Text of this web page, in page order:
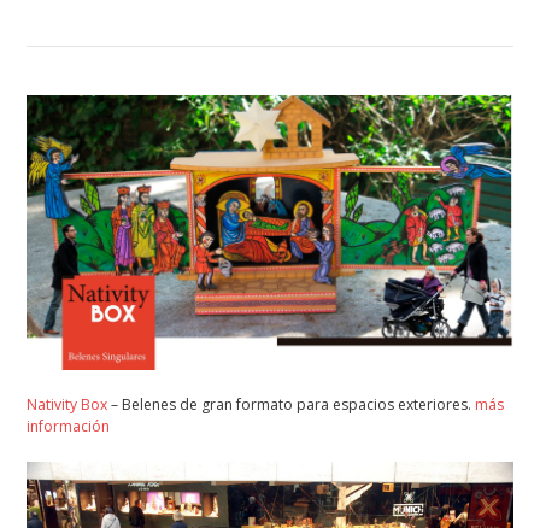
Nativity Box– Belenes de gran formato para espacios exteriores. más
información